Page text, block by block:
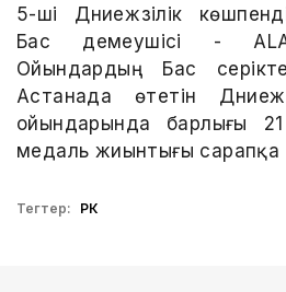
5-ші Дүниежүзілік
Бас демеушісі -
Ойындардың Бас
Астанада өтетін
ойындарында барлығы
медаль жиынтығы сарапқа
Тегтер: РК